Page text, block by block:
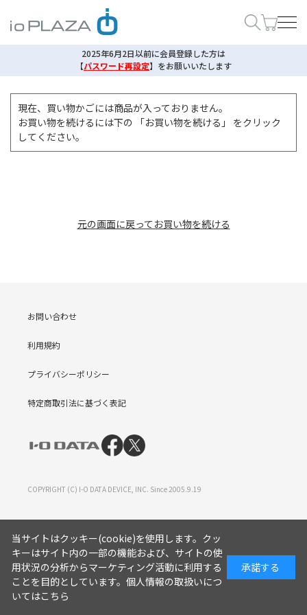
2025年6月2日以前に会員登録した方は
【パスワード再設定】 をお願いいたします
現在、買い物かごには商品が入っておりません。
お買い物を続けるには下の 「お買い物を続ける」 をクリック
してください。
元の画面に戻ってお買い物を続ける
お問い合わせ
利用規約
プライバシーポリシー
特定商取引法に基づく表記
COPYRIGHT (C) I-O DATA DEVICE, INC. Since 2005.9.19
当サイトはクッキー(cookie)を使用します。クッ
キーはサイト内の一部の機能および、サイトの使
用状況の分析からマーケティング活動に利用する
ことを目的としています。 個人情報の取扱いにつ
いてはこちら
承諾する